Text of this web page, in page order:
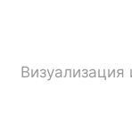
Визуализация